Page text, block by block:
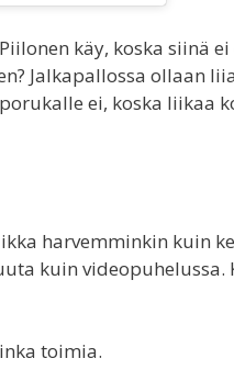
käy, koska siinä
Jalkapallossa ollaan
ei, koska liikaa
harvemminkin kuin
kuin videopuhelussa.
toimia.